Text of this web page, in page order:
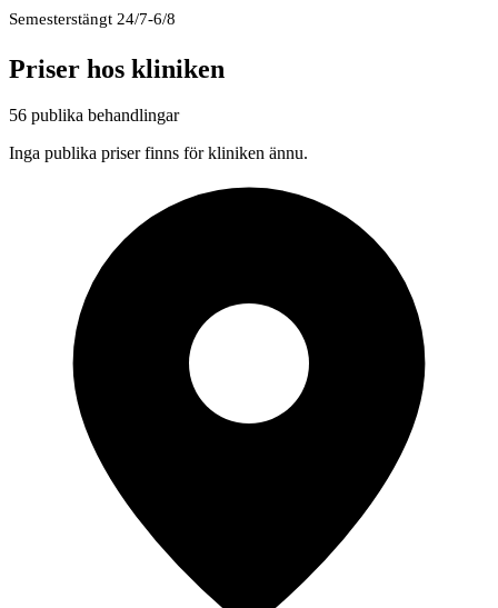
Semesterstängt 24/7-6/8
Priser hos kliniken
56 publika behandlingar
Inga publika priser finns för kliniken ännu.